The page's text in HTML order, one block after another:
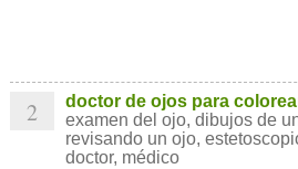
2
doctor de ojos para
examen del ojo, dibujos de
revisando un ojo,
doctor, médico